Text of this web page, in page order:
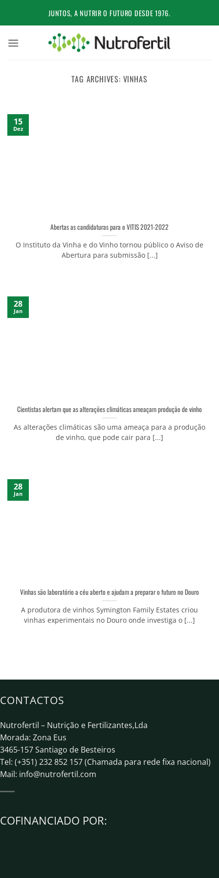
JUNTOS, A NUTRIR O FUTURO DESDE 1976.
TAG ARCHIVES: VINHAS
Abertas as candidaturas para o VITIS 2021-2022
O Instituto da Vinha e do Vinho tornou público o Aviso de
Abertura para submissão [...]
15
Dez
Cientistas alertam que as alterações climáticas ameaçam produção de vinho
As alterações climáticas são uma ameaça para a produção
de vinho, que pode cair para [...]
28
Jan
Vinhas são laboratório a céu aberto e ajudam a preparar o futuro no Douro
A produtora de vinhos Symington Family Estates criou
vinhas experimentais no Douro onde investiga o [...]
28
Jan
CONTACTOS
Nutrofertil – Nutrição e Fertilizantes,Lda
Morada: Zona Eus
3465-157 Santiago de Besteiros
Tel: (+351) 232 852 157 (Chamada para rede fixa nacional)
Mail: info@nutrofertil.com
COFINANCIADO POR: